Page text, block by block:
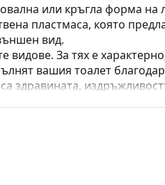
или кръгла форма на
пластмаса, която
вид.
видове. За тях е
вашия тоалет
здравината,
спектър на движение –